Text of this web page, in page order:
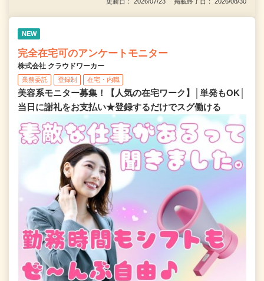
更新日： 2026/07/23 掲載終了日： 2026/08/30
NEW
完全在宅可のアンケートモニター
株式会社 クラウドワーカー
業務委託 登録制 在宅・内職
美容系モニター募集！【人気の在宅ワーク】│単発もOK│
当日に謝礼をお支払い★登録するだけでスグ働ける